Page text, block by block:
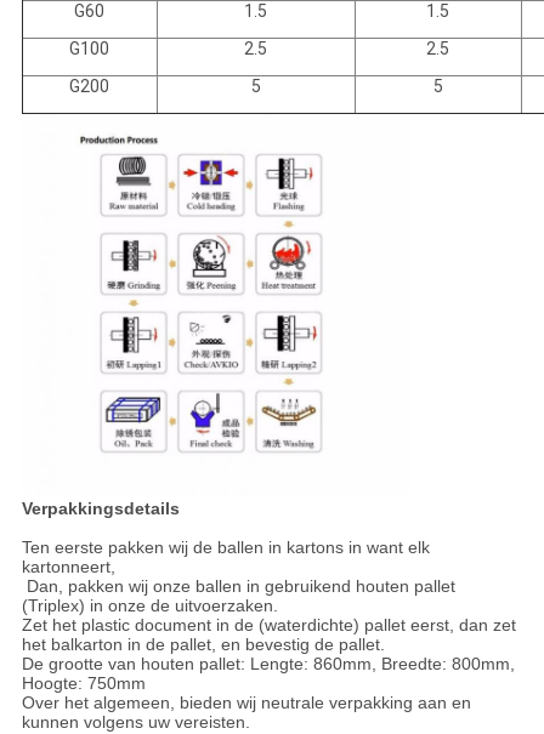
G60
1.5
1.5
G100
2.5
2.5
G200
5 5
Verpakkingsdetails
Ten eerste pakken wij de ballen in kartons in want elk
kartonneert,
Dan, pakken wij onze ballen in gebruikend houten pallet
(Triplex) in onze de uitvoerzaken.
Zet het plastic document in de (waterdichte) pallet eerst, dan zet
het balkarton in de pallet, en bevestig de pallet.
De grootte van houten pallet: Lengte: 860mm, Breedte: 800mm,
Hoogte: 750mm
Over het algemeen, bieden wij neutrale verpakking aan en
kunnen volgens uw vereisten.